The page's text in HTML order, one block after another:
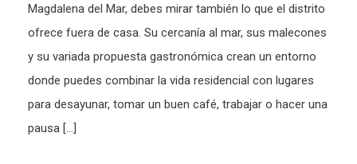
Magdalena del Mar, debes mirar también lo que el distrito
ofrece fuera de casa. Su cercanía al mar, sus malecones
y su variada propuesta gastronómica crean un entorno
donde puedes combinar la vida residencial con lugares
para desayunar, tomar un buen café, trabajar o hacer una
pausa […]